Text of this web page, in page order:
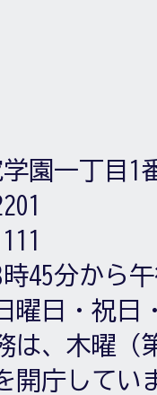
園一丁目1
45分から
曜日・祝日
は、木曜（
開庁してい